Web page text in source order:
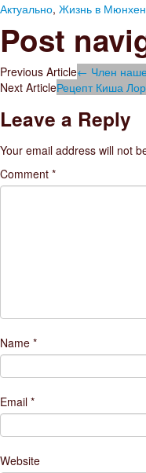
Актуально, Жизнь в
Post
Previous Article← Член
Next ArticleРецепт Киша
Leave a Reply
Your email address will not
Comment *
Name *
Email *
Website